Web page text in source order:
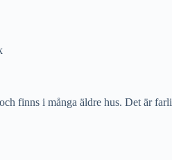
finns i många äldre hus. Det är